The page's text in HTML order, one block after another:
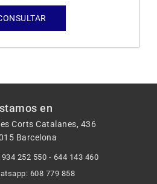
en
Corts Catalanes, 436
Barcelona
252 550 - 644 143 460
608 779 858